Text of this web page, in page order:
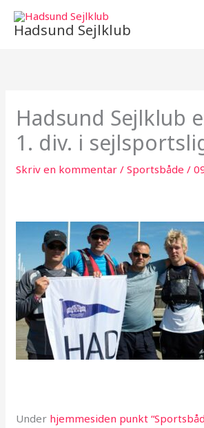
Hadsund Sejlklub
Hadsund Sejlklub
1. div. i
Skriv en kommentar /Sportsbåde /
Under hjemmesiden punkt